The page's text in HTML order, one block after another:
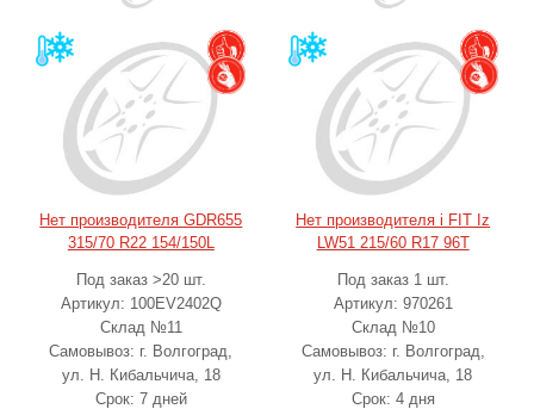
Нет производителя GDR655
315/70 R22 154/150L
Под заказ >20 шт.
Артикул: 100EV2402Q
Склад №11
Самовывоз: г. Волгоград,
ул. Н. Кибальчича, 18
Срок: 7 дней
Нет производителя i FIT Iz
LW51 215/60 R17 96T
Под заказ 1 шт.
Артикул: 970261
Склад №10
Самовывоз: г. Волгоград,
ул. Н. Кибальчича, 18
Срок: 4 дня